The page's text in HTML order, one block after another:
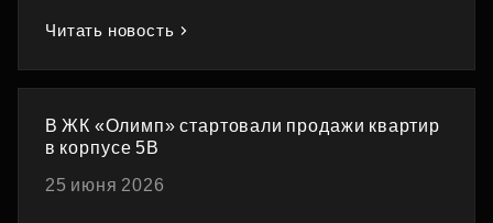
Читать новость
В ЖК «Олимп» стартовали продажи квартир
в корпусе 5В
25 июня 2026